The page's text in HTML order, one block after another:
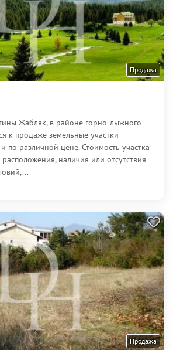
Продажа
Жабляк, в районе горно-лыжного
к продаже земельные участки
по различной цене. Стоимость участка
расположения, наличия или отсутствия
Продажа